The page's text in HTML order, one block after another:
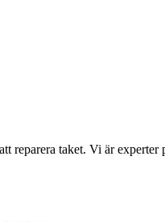
taket. Vi är